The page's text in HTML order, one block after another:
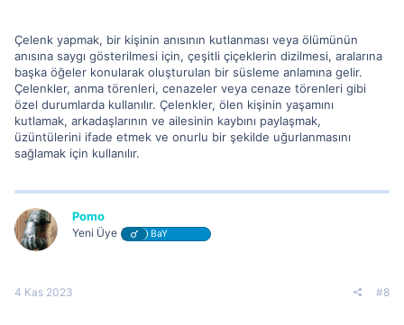
Çelenk yapmak, bir kişinin anısının kutlanması veya ölümünün
anısına saygı gösterilmesi için, çeşitli çiçeklerin dizilmesi, aralarına
başka öğeler konularak oluşturulan bir süsleme anlamına gelir.
Çelenkler, anma törenleri, cenazeler veya cenaze törenleri gibi
özel durumlarda kullanılır. Çelenkler, ölen kişinin yaşamını
kutlamak, arkadaşlarının ve ailesinin kaybını paylaşmak,
üzüntülerini ifade etmek ve onurlu bir şekilde uğurlanmasını
sağlamak için kullanılır.
Pomo
Yeni Üye BaY
4 Kas 2023 #8